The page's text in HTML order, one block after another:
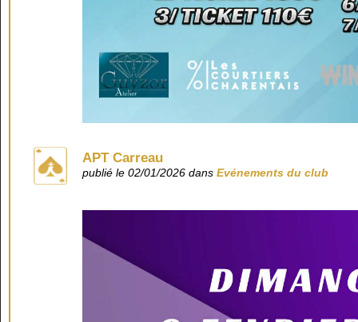
APT Carreau
publié le 02/01/2026 dans Evénements du club